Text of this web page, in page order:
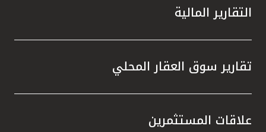
التقارير المالية
تقارير سوق العقار المحلي
علاقات المستثمرين